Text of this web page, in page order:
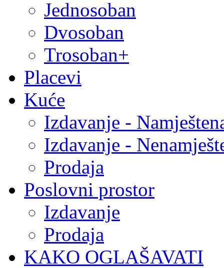
Jednosoban
Dvosoban
Trosoban+
Placevi
Kuće
Izdavanje -
Izdavanje -
Prodaja
Poslovni prostor
Izdavanje
Prodaja
KAKO OGLAŠAVATI